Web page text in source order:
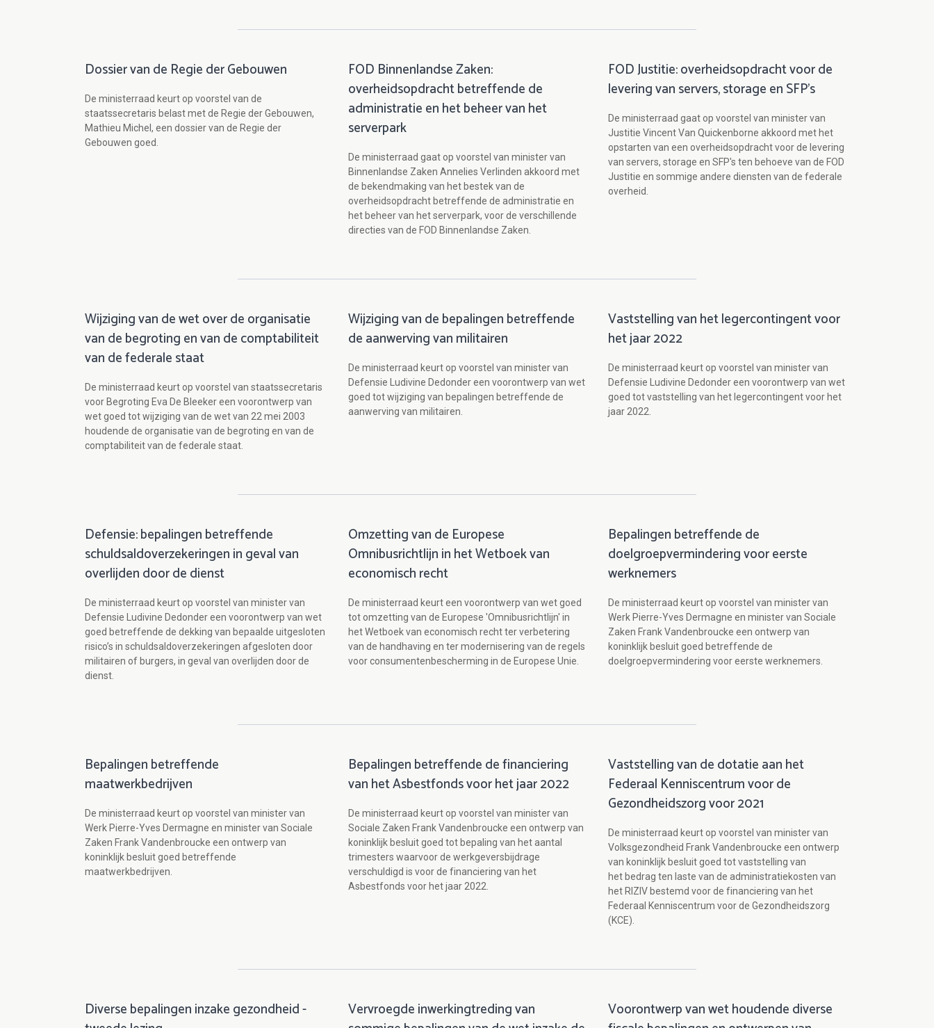
Dossier van de Regie der Gebouwen
De ministerraad keurt op voorstel van de
staatssecretaris belast met de Regie der Gebouwen,
Mathieu Michel, een dossier van de Regie der
Gebouwen goed.
FOD Binnenlandse Zaken:
overheidsopdracht betreffende de
administratie en het beheer van het
serverpark
De ministerraad gaat op voorstel van minister van
Binnenlandse Zaken Annelies Verlinden akkoord met
de bekendmaking van het bestek van de
overheidsopdracht betreffende de administratie en
het beheer van het serverpark, voor de verschillende
directies van de FOD Binnenlandse Zaken.
FOD Justitie: overheidsopdracht voor de
levering van servers, storage en SFP's
De ministerraad gaat op voorstel van minister van
Justitie Vincent Van Quickenborne akkoord met het
opstarten van een overheidsopdracht voor de levering
van servers, storage en SFP's ten behoeve van de FOD
Justitie en sommige andere diensten van de federale
overheid.
Wijziging van de wet over de organisatie
van de begroting en van de comptabiliteit
van de federale staat
De ministerraad keurt op voorstel van staatssecretaris
voor Begroting Eva De Bleeker een voorontwerp van
wet goed tot wijziging van de wet van 22 mei 2003
houdende de organisatie van de begroting en van de
comptabiliteit van de federale staat.
Wijziging van de bepalingen betreffende
de aanwerving van militairen
De ministerraad keurt op voorstel van minister van
Defensie Ludivine Dedonder een voorontwerp van wet
goed tot wijziging van bepalingen betreffende de
aanwerving van militairen.
Vaststelling van het legercontingent voor
het jaar 2022
De ministerraad keurt op voorstel van minister van
Defensie Ludivine Dedonder een voorontwerp van wet
goed tot vaststelling van het legercontingent voor het
jaar 2022.
Defensie: bepalingen betreffende
schuldsaldoverzekeringen in geval van
overlijden door de dienst
De ministerraad keurt op voorstel van minister van
Defensie Ludivine Dedonder een voorontwerp van wet
goed betreffende de dekking van bepaalde uitgesloten
risico’s in schuldsaldoverzekeringen afgesloten door
militairen of burgers, in geval van overlijden door de
dienst.
Omzetting van de Europese
Omnibusrichtlijn in het Wetboek van
economisch recht
De ministerraad keurt een voorontwerp van wet goed
tot omzetting van de Europese 'Omnibusrichtlijn' in
het Wetboek van economisch recht ter verbetering
van de handhaving en ter modernisering van de regels
voor consumentenbescherming in de Europese Unie.
Bepalingen betreffende de
doelgroepvermindering voor eerste
werknemers
De ministerraad keurt op voorstel van minister van
Werk Pierre-Yves Dermagne en minister van Sociale
Zaken Frank Vandenbroucke een ontwerp van
koninklijk besluit goed betreffende de
doelgroepvermindering voor eerste werknemers.
Bepalingen betreffende
maatwerkbedrijven
De ministerraad keurt op voorstel van minister van
Werk Pierre-Yves Dermagne en minister van Sociale
Zaken Frank Vandenbroucke een ontwerp van
koninklijk besluit goed betreffende
maatwerkbedrijven.
Bepalingen betreffende de financiering
van het Asbestfonds voor het jaar 2022
De ministerraad keurt op voorstel van minister van
Sociale Zaken Frank Vandenbroucke een ontwerp van
koninklijk besluit goed tot bepaling van het aantal
trimesters waarvoor de werkgeversbijdrage
verschuldigd is voor de financiering van het
Asbestfonds voor het jaar 2022.
Vaststelling van de dotatie aan het
Federaal Kenniscentrum voor de
Gezondheidszorg voor 2021
De ministerraad keurt op voorstel van minister van
Volksgezondheid Frank Vandenbroucke een ontwerp
van koninklijk besluit goed tot vaststelling van
het bedrag ten laste van de administratiekosten van
het RIZIV bestemd voor de financiering van het
Federaal Kenniscentrum voor de Gezondheidszorg
(KCE).
Diverse bepalingen inzake gezondheid -
Vervroegde inwerkingtreding van
Voorontwerp van wet houdende diverse